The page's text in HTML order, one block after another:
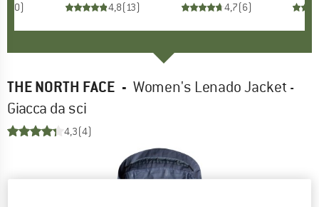
0) 4,8(13) 4,7(6)
THE NORTH FACE - Women's Lenado Jacket -
Giacca da sci
4,3(4)